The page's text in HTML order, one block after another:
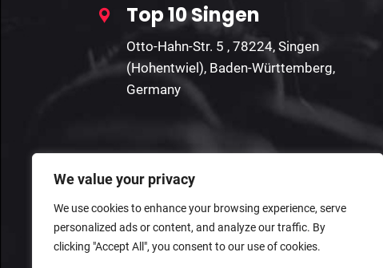
We value your privacy
We use cookies to enhance your browsing experience, serve
personalized ads or content, and analyze our traffic. By
clicking "Accept All", you consent to our use of cookies.
Top 10 Singen
Otto-Hahn-Str. 5 , 78224, Singen
(Hohentwiel), Baden-Württemberg,
Germany